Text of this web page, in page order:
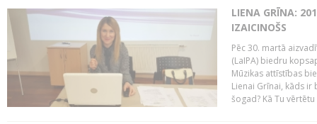
LIENA GRĪNA:
IZAICINOŠS
Pēc 30. martā
(LaIPA) biedru
Mūzikas attīstības
Lienai Grīnai, kāds ir
šogad? Kā Tu